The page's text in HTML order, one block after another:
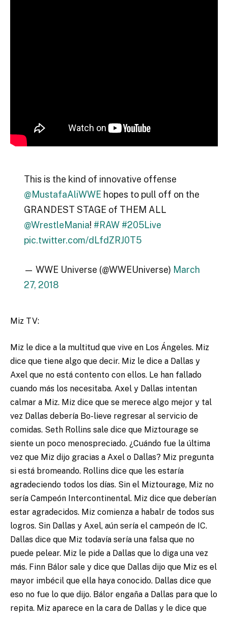
This is the kind of innovative offense
@MustafaAliWWE hopes to pull off on the
GRANDEST STAGE of THEM ALL
@WrestleMania! #RAW #205Live
pic.twitter.com/dLfdZRJ0T5
— WWE Universe (@WWEUniverse) March
27, 2018
Miz TV:
Miz le dice a la multitud que vive en Los Ángeles. Miz
dice que tiene algo que decir. Miz le dice a Dallas y
Axel que no está contento con ellos. Le han fallado
cuando más los necesitaba. Axel y Dallas intentan
calmar a Miz. Miz dice que se merece algo mejor y tal
vez Dallas debería Bo-lieve regresar al servicio de
comidas. Seth Rollins sale dice que Miztourage se
siente un poco menospreciado. ¿Cuándo fue la última
vez que Miz dijo gracias a Axel o Dallas? Miz pregunta
si está bromeando. Rollins dice que les estaría
agradeciendo todos los días. Sin el Miztourage, Miz no
sería Campeón Intercontinental. Miz dice que deberían
estar agradecidos. Miz comienza a habalr de todos sus
logros. Sin Dallas y Axel, aún sería el campeón de IC.
Dallas dice que Miz todavía sería una falsa que no
puede pelear. Miz le pide a Dallas que lo diga una vez
más. Finn Bálor sale y dice que Dallas dijo que Miz es el
mayor imbécil que ella haya conocido. Dallas dice que
eso no fue lo que dijo. Bálor engaña a Dallas para que lo
repita. Miz aparece en la cara de Dallas y le dice que